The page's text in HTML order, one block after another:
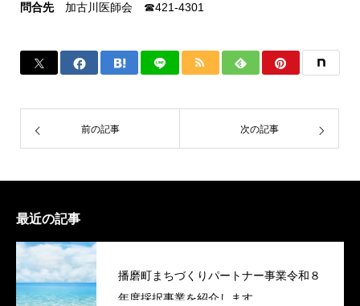
問合先加古川医師会 ☎421-4301
前の記事 次の記事
最近の記事
播磨町まちづくりパートナー事業令和８
年度採択事業を紹介します